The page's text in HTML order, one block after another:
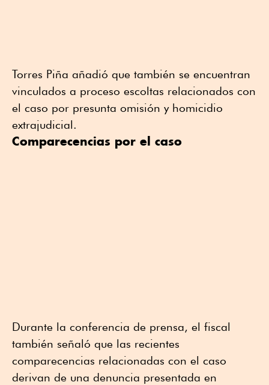
Torres Piña añadió que también se encuentran
vinculados a proceso escoltas relacionados con
el caso por presunta omisión y homicidio
extrajudicial.
Comparecencias por el caso
Durante la conferencia de prensa, el fiscal
también señaló que las recientes
comparecencias relacionadas con el caso
derivan de una denuncia presentada en